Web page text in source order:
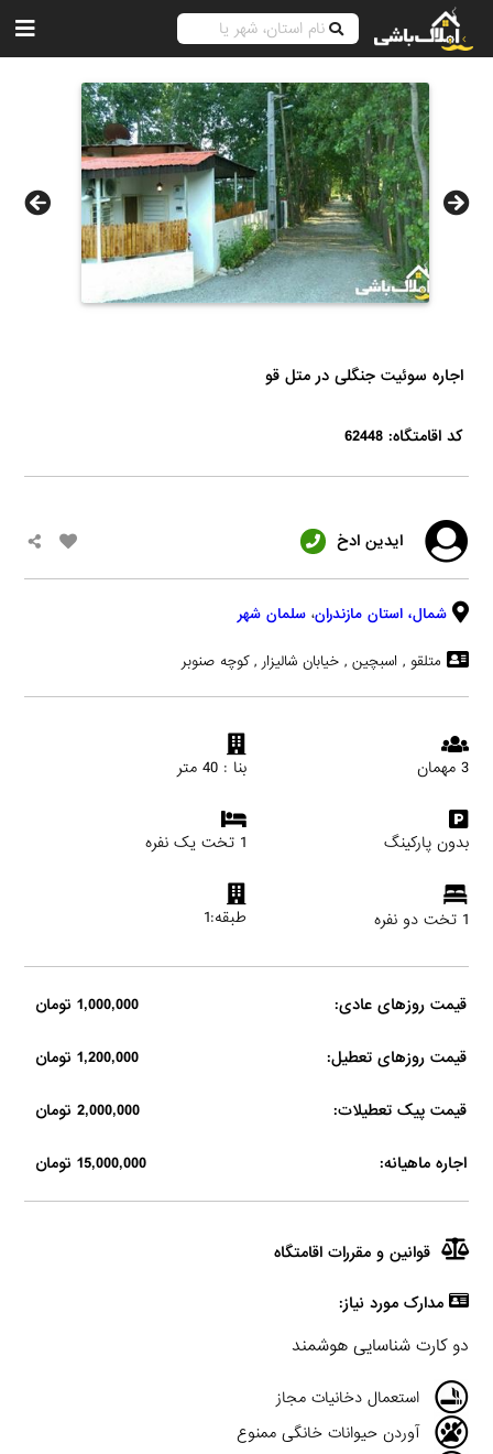
اجاره سوئیت جنگلی در متل قو
کد اقامتگاه: 62448
ایدین ادخ
شمال، استان مازندران، سلمان شهر
متلقو , اسبچین , خیابان شالیزار , کوچه صنوبر
3 مهمان بنا : 40 متر
بدون پارکینگ 1 تخت یک نفره
1 تخت دو نفره طبقه:1
قیمت روزهای عادی: 1,000,000 تومان
قیمت روزهای تعطیل: 1,200,000 تومان
قیمت پیک تعطیلات: 2,000,000 تومان
اجاره ماهیانه: 15,000,000 تومان
قوانین و مقررات اقامتگاه
مدارک مورد نیاز:
دو کارت شناسایی هوشمند
استعمال دخانیات مجاز
آوردن حیوانات خانگی ممنوع